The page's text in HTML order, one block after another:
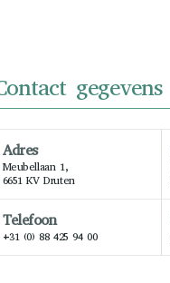
gegevens
Adres
Meubellaan 1,
6651 KV Druten
Telefoon
+31 (0) 88 425 94 00